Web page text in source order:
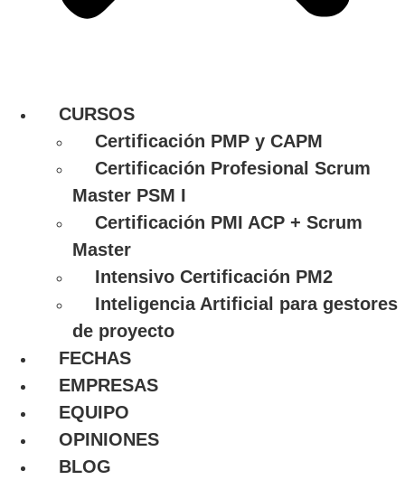
CURSOS
Certificación PMP y CAPM
Certificación Profesional Scrum
Master PSM I
Certificación PMI ACP + Scrum
Master
Intensivo Certificación PM2
Inteligencia Artificial para gestores
de proyecto
FECHAS
EMPRESAS
EQUIPO
OPINIONES
BLOG